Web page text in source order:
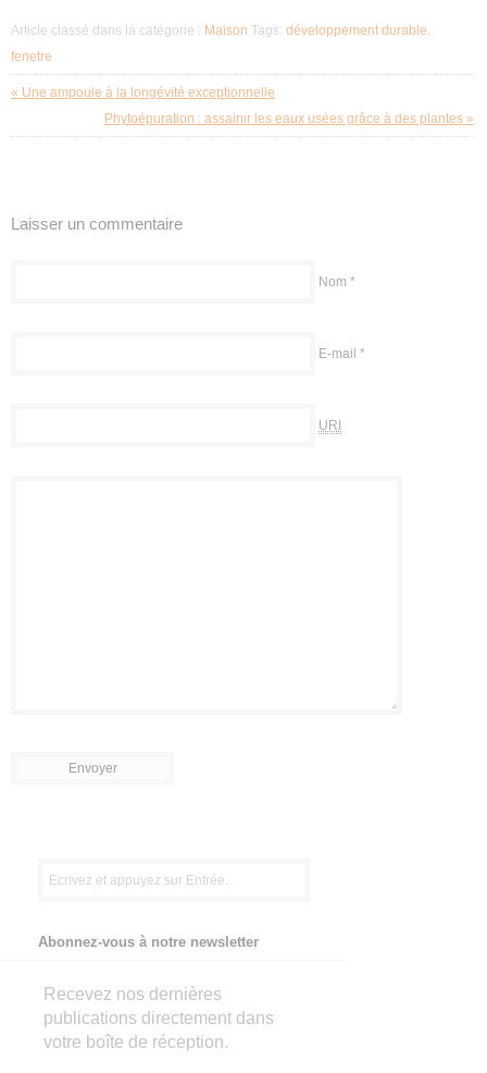
Article classé dans la catégorie : Maison Tags: développement durable,
fenetre
« Une ampoule à la longévité exceptionnelle
Phytoépuration : assainir les eaux usées grâce à des plantes »
Laisser un commentaire
Nom *
E-mail *
URI
Abonnez-vous à notre newsletter
Recevez nos dernières
publications directement dans
votre boîte de réception.